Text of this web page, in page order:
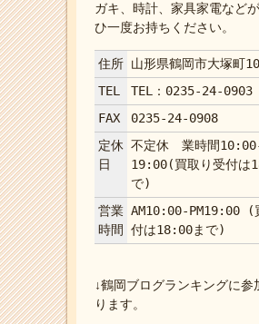
ガキ、時計、家具家電など
ひ一度お持ちください。
住所 山形県鶴岡市大塚町
TEL
TEL：0235-24-0903
FAX
0235-24-0908
定休
日
不定休 業時間
19:00(買取り受付は
で)
営業
時間
AM10:00-PM19:00 (
付は18:00まで)
↓鶴岡ブログランキングに参
ります。